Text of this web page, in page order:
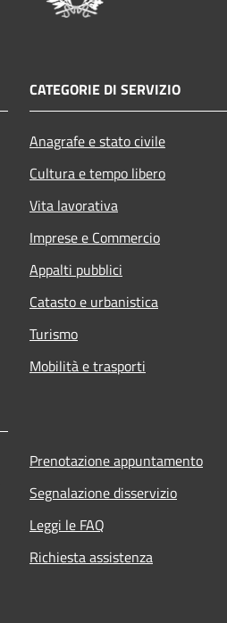
CATEGORIE DI SERVIZIO
Anagrafe e stato civile
Cultura e tempo libero
Vita lavorativa
Imprese e Commercio
Appalti pubblici
Catasto e urbanistica
Turismo
Mobilità e trasporti
Prenotazione appuntamento
Segnalazione disservizio
Leggi le FAQ
Richiesta assistenza